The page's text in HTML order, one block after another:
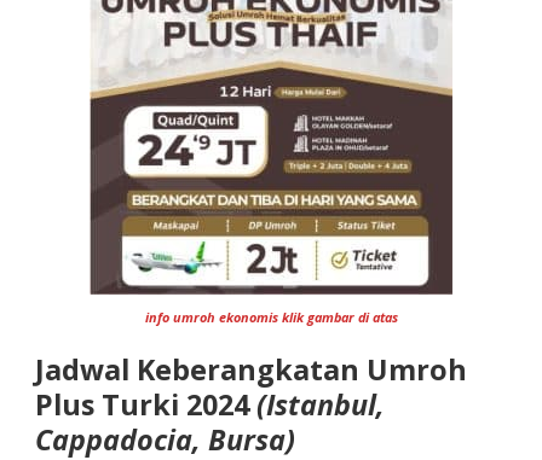
info umroh ekonomis klik gambar di atas
Jadwal Keberangkatan Umroh
Plus Turki 2024(Istanbul,
Cappadocia, Bursa)